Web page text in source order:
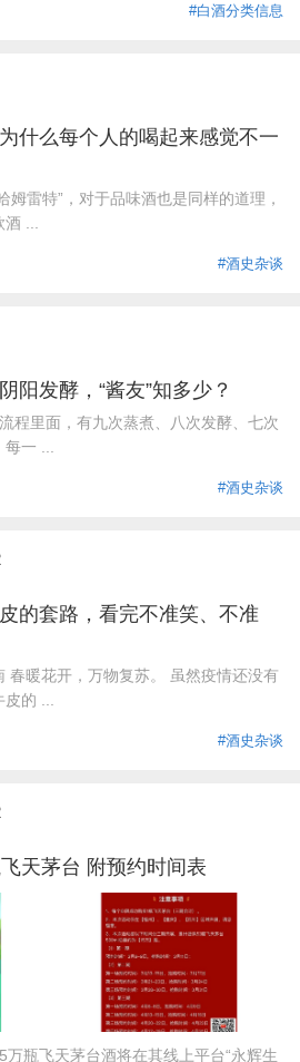
#白酒分类信息
什么每个人的喝起来感觉不一
姆雷特”，对于品味酒也是同样的道理，
...
#酒史杂谈
阳发酵，“酱友”知多少？
程里面，有九次蒸煮、八次发酵、七次
一 ...
#酒史杂谈
的套路，看完不准笑、不准
春暖花开，万物复苏。 虽然疫情还没有
的 ...
#酒史杂谈
天茅台 附预约时间表
瓶飞天茅台酒将在其线上平台“永辉生